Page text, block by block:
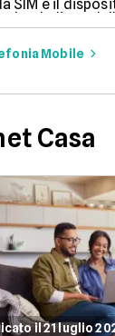
SIM e il
l'uso
Mobile
Casa
il 21 luglio